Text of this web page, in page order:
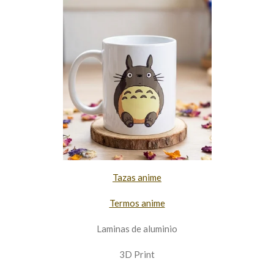
Tazas anime
Termos anime
Laminas de aluminio
3D Print